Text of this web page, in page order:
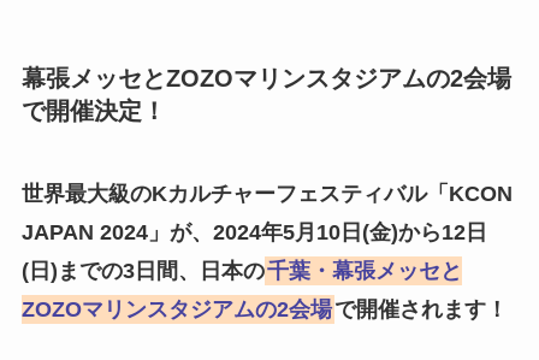
幕張メッセとZOZOマリンスタジアムの2会場
で開催決定！
世界最大級のKカルチャーフェスティバル「KCON
JAPAN 2024」が、2024年5月10日(金)から12日
(日)までの3日間、日本の千葉・幕張メッセと
ZOZOマリンスタジアムの2会場で開催されます！